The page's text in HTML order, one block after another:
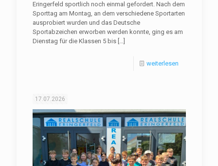
Eringerfeld sportlich noch einmal gefordert. Nach dem
Sporttag am Montag, an dem verschiedene Sportarten
ausprobiert wurden und das Deutsche
Sportabzeichen erworben werden konnte, ging es am
Dienstag für die Klassen 5 bis[…]
weiterlesen
17.07.2026